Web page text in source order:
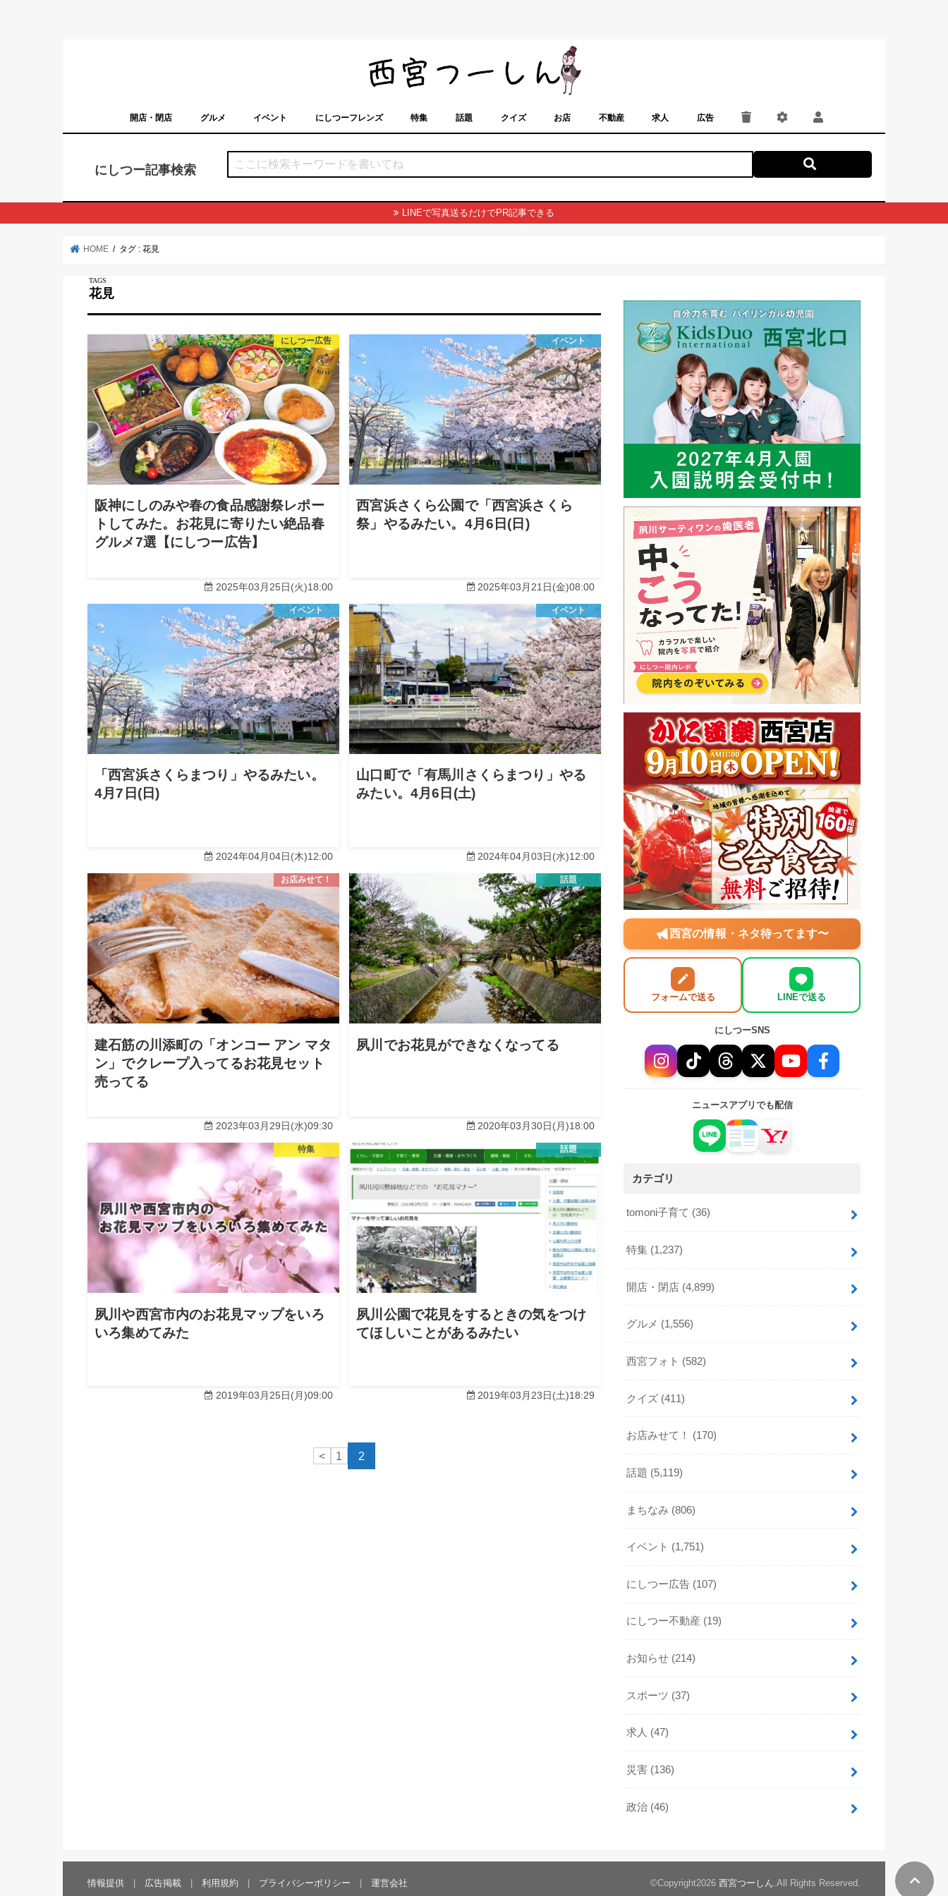
開店・閉店 グルメ イベント にしつーフレンズ 特集 話題 クイズ お店 不動産 求人 広告
にしつー記事検索
LINEで写真送るだけでPR記事できる
HOME タグ : 花見
花見
にしつー広告
阪神にしのみや春の食品感謝祭レポー
トしてみた。お花見に寄りたい絶品春
グルメ7選【にしつー広告】
2025年03月25日(火)18:00
イベント
西宮浜さくら公園で「西宮浜さくら
祭」やるみたい。4月6日(日)
2025年03月21日(金)08:00
イベント
「西宮浜さくらまつり」やるみたい。
4月7日(日)
2024年04月04日(木)12:00
イベント
山口町で「有馬川さくらまつり」やる
みたい。4月6日(土)
2024年04月03日(水)12:00
お店みせて！
建石筋の川添町の「オンコー アン マタ
ン」でクレープ入ってるお花見セット
売ってる
2023年03月29日(水)09:30
話題
夙川でお花見ができなくなってる
2020年03月30日(月)18:00
特集
夙川や西宮市内のお花見マップをいろ
いろ集めてみた
2019年03月25日(月)09:00
話題
夙川公園で花見をするときの気をつけ
てほしいことがあるみたい
2019年03月23日(土)18:29
< 1 2
西宮の情報・ネタ待ってます〜
フォームで送る LINEで送る
にしつーSNS
ニュースアプリでも配信
カテゴリ
tomoni子育て (36)
特集 (1,237)
開店・閉店 (4,899)
グルメ (1,556)
西宮フォト (582)
クイズ (411)
お店みせて！ (170)
話題 (5,119)
まちなみ (806)
イベント (1,751)
にしつー広告 (107)
にしつー不動産 (19)
お知らせ (214)
スポーツ (37)
求人 (47)
災害 (136)
政治 (46)
情報提供 広告掲載 利用規約 プライバシーポリシー 運営会社 ©Copyright2026 西宮つーしん.All Rights Reserved.